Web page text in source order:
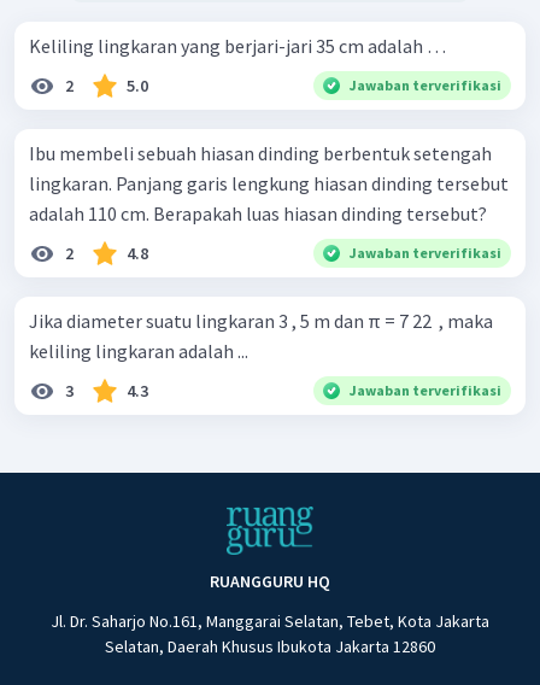
Keliling lingkaran yang berjari-jari 35 cm adalah …
2 5.0 Jawaban terverifikasi
Ibu membeli sebuah hiasan dinding berbentuk setengah
lingkaran. Panjang garis lengkung hiasan dinding tersebut
adalah 110 cm. Berapakah luas hiasan dinding tersebut?
2 4.8 Jawaban terverifikasi
Jika diameter suatu lingkaran 3 , 5 m dan π = 7 22 ​ , maka
keliling lingkaran adalah ...
3 4.3 Jawaban terverifikasi
RUANGGURU HQ
Jl. Dr. Saharjo No.161, Manggarai Selatan, Tebet, Kota Jakarta
Selatan, Daerah Khusus Ibukota Jakarta 12860